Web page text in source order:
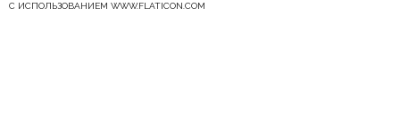
С ИСПОЛЬЗОВАНИЕМ WWW.FLATICON.COM